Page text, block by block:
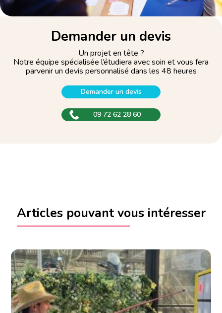
Demander un devis
Un projet en tête ?
Notre équipe spécialisée l’étudiera avec soin et vous fera
parvenir un devis personnalisé dans les 48 heures
Demander un devis
09 72 62 28 60
Articles pouvant vous intéresser